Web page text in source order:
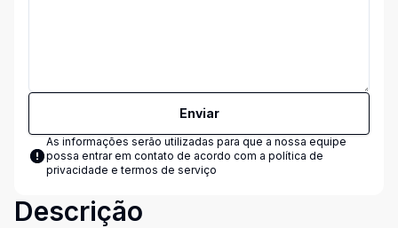
Enviar
As informações serão utilizadas para que a nossa equipe
possa entrar em contato de acordo com a política de
privacidade e termos de serviço
Descrição